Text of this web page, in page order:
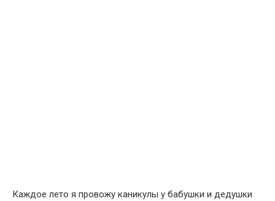
Каждое лето я провожу каникулы у бабушки и дедушки